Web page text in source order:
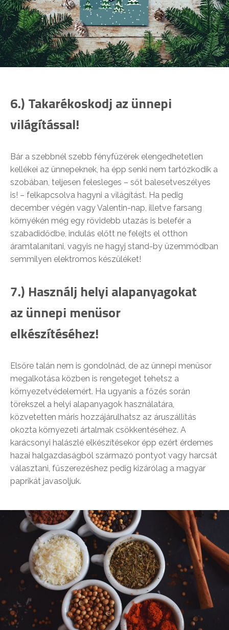
6.) Takarékoskodj az ünnepi
világítással!
Bár a szebbnél szebb fényfüzérek elengedhetetlen
kellékei az ünnepeknek, ha épp senki nem tartózkodik a
szobában, teljesen felesleges – sőt balesetveszélyes
is! – felkapcsolva hagyni a világítást. Ha pedig
december végén vagy Valentin-nap, illetve farsang
környékén még egy rövidebb utazás is belefér a
szabadidődbe, indulás előtt ne felejts el otthon
áramtalanítani, vagyis ne hagyj stand-by üzemmódban
semmilyen elektromos készüléket!
7.) Használj helyi alapanyagokat
az ünnepi menüsor
elkészítéséhez!
Elsőre talán nem is gondolnád, de az ünnepi menüsor
megalkotása közben is rengeteget tehetsz a
környezetvédelemért. Ha ugyanis a főzés során
törekszel a helyi alapanyagok használatára,
közvetetten máris hozzájárulhatsz az áruszállítás
okozta környezeti ártalmak csökkentéséhez. A
karácsonyi halászlé elkészítésekor épp ezért érdemes
hazai halgazdaságból származó pontyot vagy harcsát
választani, fűszerezéshez pedig kizárólag a magyar
paprikát javasoljuk.